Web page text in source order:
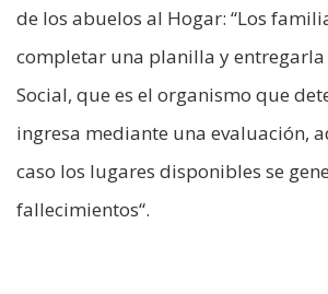
de los abuelos al Hogar: “Los
completar una planilla y entregarla
Social, que es el organismo que
ingresa mediante una evaluación,
caso los lugares disponibles se
fallecimientos“.